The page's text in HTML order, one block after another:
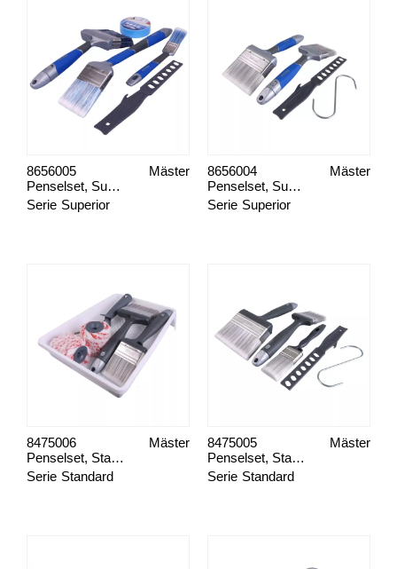
Penselset, Superior Måla Fasad, Alla ytor
Mäster
8656005
Serie Superior
Penselset, Superior Måla Fasad
Mäster
8656004
Serie Superior
Penselset, Standard Måla Fasad Quickpaint
Mäster
8475006
Serie Standard
Penselset, Standard Måla fasad XL-set
Mäster
8475005
Serie Standard